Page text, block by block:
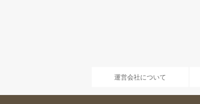
運営会社について